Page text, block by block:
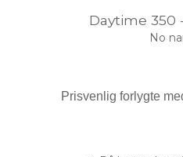
Daytime 350
No
Prisvenlig forlygte